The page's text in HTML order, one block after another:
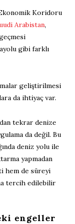
Koridoru
Arabistan,
gibi farklı
geliştirilmesi
da ihtiyaç var.
tekrar denize
da değil. Bu
deniz yolu ile
yapmadan
hem de süreyi
tercih edilebilir
engeller